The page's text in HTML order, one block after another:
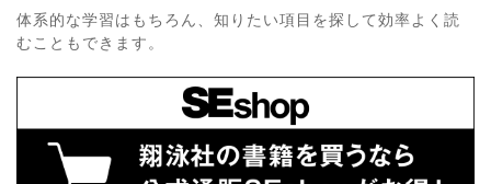
体系的な学習はもちろん、知りたい項目を探して効率よく読
むこともできます。